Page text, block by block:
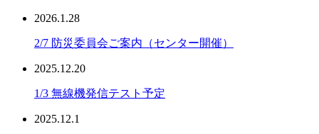
2026.1.28
2/7 防災委員会ご案内（センター開催）
2025.12.20
1/3 無線機発信テスト予定
2025.12.1